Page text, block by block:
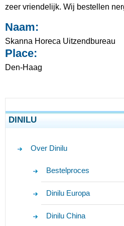
zeer vriendelijk. Wij bestellen
Naam:
Skanna Horeca Uitzendbureau
Place:
Den-Haag
DINILU
Over Dinilu
Bestelproces
Dinilu Europa
Dinilu China